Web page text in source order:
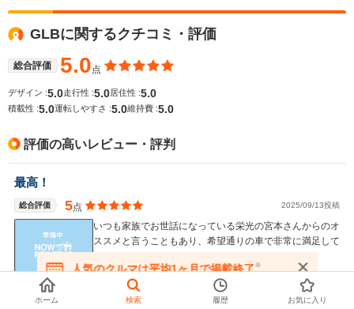
GLBに関するクチコミ・評価
総合評価 5.0点
デザイン :5.0走行性 :5.0 居住性 :5.0
積載性 :5.0運転しやすさ :5.0維持費 :5.0
評価の高いレビュー・評判
最高！
総合評価 5点 2025/09/13投稿
いつも家族でお世話になっている栄光の宮本さんからのオ
ススメと言うこともあり、希望通りの車で非常に満足して
ひろゆきさん
人気のクルマは平均1ヶ月で掲載終了※
在庫が無くなる前にお問い合わせください
ホーム 検索 履歴 お気に入り